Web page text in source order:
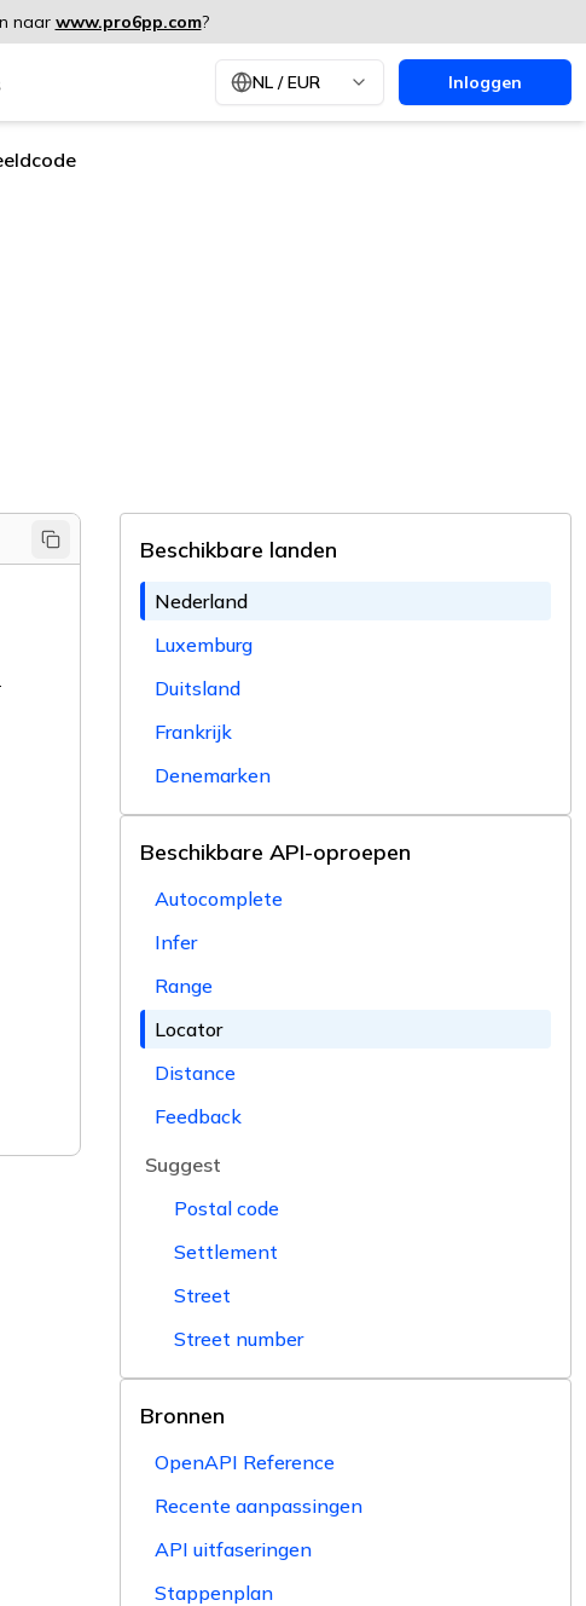
naar www.pro6pp.com?
NL /EUR Inloggen
Beschikbare landen
Nederland
Luxemburg
Duitsland
Frankrijk
Denemarken
Beschikbare API-oproepen
Autocomplete
Infer
Range
Locator
Distance
Feedback
Suggest
Postal code
Settlement
Street
Street number
Bronnen
OpenAPI Reference
Recente aanpassingen
API uitfaseringen
Stappenplan